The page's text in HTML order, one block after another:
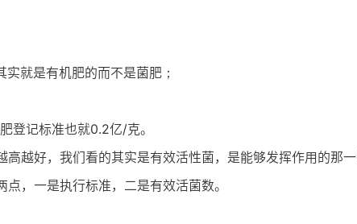
就是有机肥的而不是菌肥；
记标准也就0.2亿/克。
越好，我们看的其实是有效活性菌，是能够发挥作用的那一
，一是执行标准，二是有效活菌数。